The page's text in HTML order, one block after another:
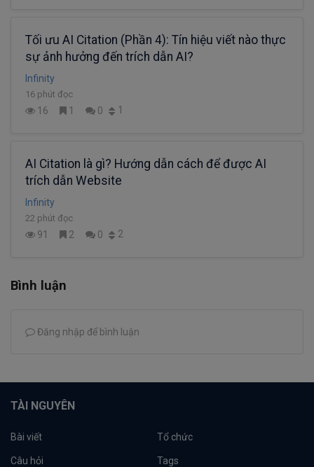
Tối ưu AI Citation (Phần 4): Tín hiệu viết nào thực
sự ảnh hưởng đến trích dẫn AI?
Infinity
16 phút đọc
16 1 0 1
AI Citation là gì? Hướng dẫn cách để được AI
trích dẫn Website
Infinity
22 phút đọc
91 2 0 2
Bình luận
Đăng nhập để bình luận
TÀI NGUYÊN
Bài viết Tổ chức
Câu hỏi Tags